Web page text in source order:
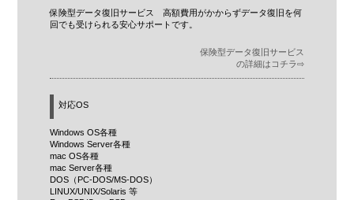
保険型データ復旧サービス 高額費用がかからずデータ復旧を何
回でも受けられる安心サポートです。
保険型データ復旧サービス
の詳細はコチラ⇨
対応OS
Windows OS各種
Windows Server各種
mac OS各種
mac Server各種
DOS（PC-DOS/MS-DOS）
LINUX/UNIX/Solaris 等